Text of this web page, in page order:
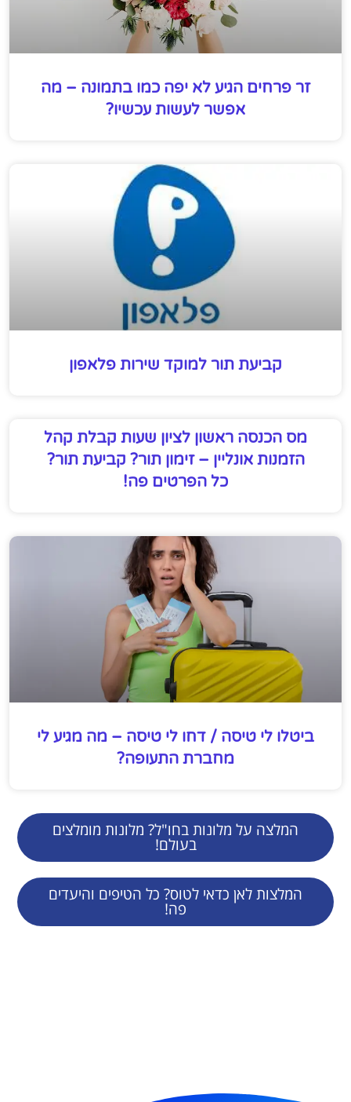
זר פרחים הגיע לא יפה כמו בתמונה – מה
אפשר לעשות עכשיו?
קביעת תור למוקד שירות פלאפון
מס הכנסה ראשון לציון שעות קבלת קהל
הזמנות אונליין – זימון תור? קביעת תור?
כל הפרטים פה!
ביטלו לי טיסה / דחו לי טיסה – מה מגיע לי
מחברת התעופה?
המלצה על מלונות בחו"ל? מלונות מומלצים
בעולם!
המלצות לאן כדאי לטוס? כל הטיפים והיעדים
פה!